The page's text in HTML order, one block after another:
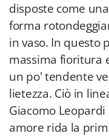
disposte come
forma
in vaso. In questo
massima fioritura
un po' tendente
lietezza. Ciò in
Giacomo Leopardi
amore rida la